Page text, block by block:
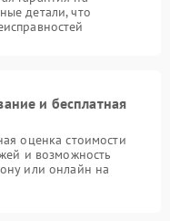
детали, что
и бесплатная
оценка стоимости
и возможность
или онлайн на